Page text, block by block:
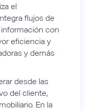
el
flujos de
con
eficiencia y
y demás
desde las
del cliente,
En la